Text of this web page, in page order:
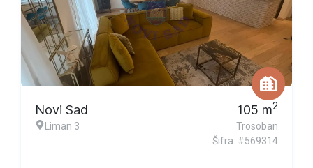
Novi Sad
Liman 3
105 m2
Trosoban
Šifra: #569314